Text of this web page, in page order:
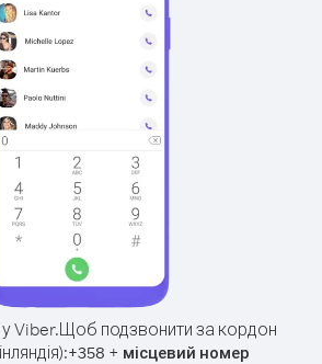
Viber.Щоб подзвонити за кордон
+358 + місцевий номер